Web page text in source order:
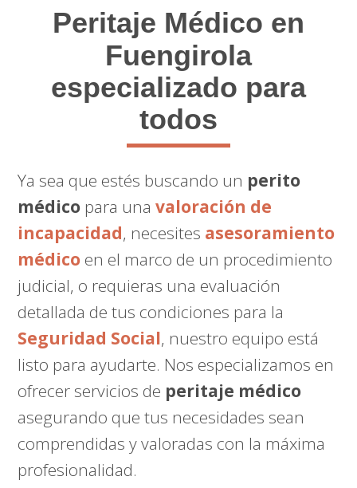
Peritaje Médico en
Fuengirola
especializado para
todos
Ya sea que estés buscando un perito
médico para unavaloración de
incapacidad, necesites asesoramiento
médico en el marco de un procedimiento
judicial, o requieras una evaluación
detallada de tus condiciones para la
Seguridad Social, nuestro equipo está
listo para ayudarte. Nos especializamos en
ofrecer servicios de peritaje médico
asegurando que tus necesidades sean
comprendidas y valoradas con la máxima
profesionalidad.